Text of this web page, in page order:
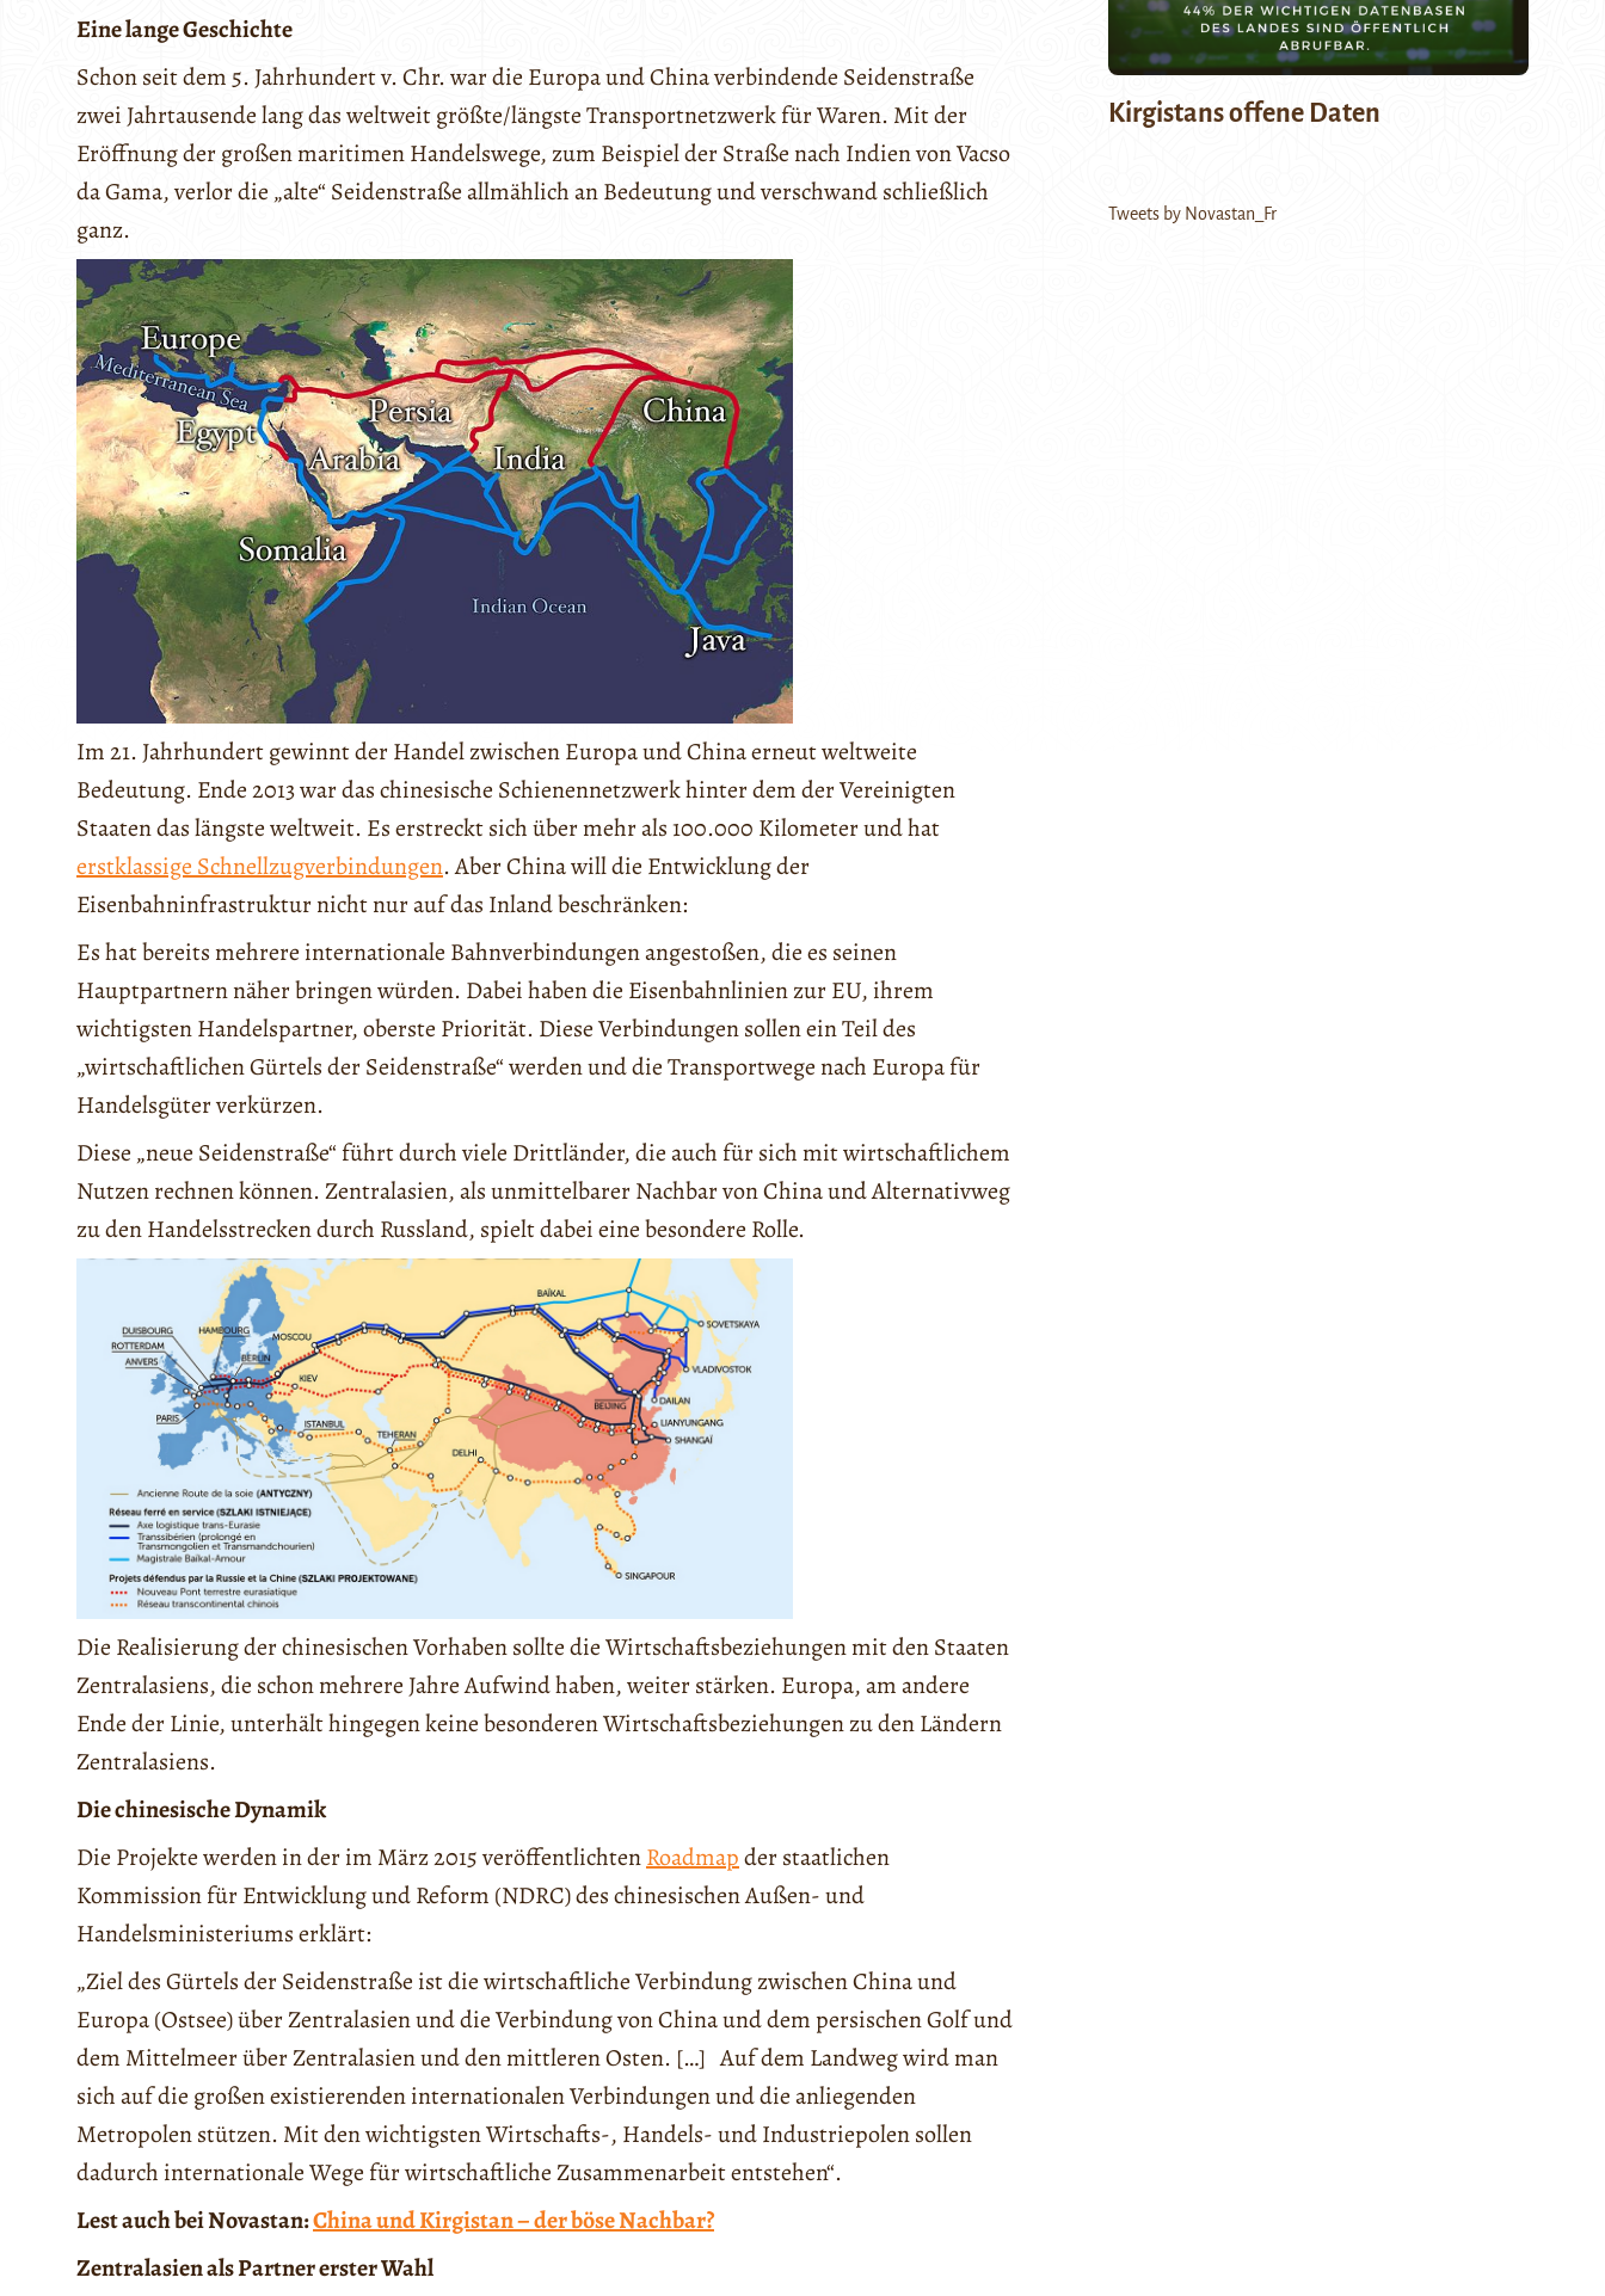
Eine lange Geschichte
Schon seit dem 5. Jahrhundert v. Chr. war die Europa und China verbindende Seidenstraße
zwei Jahrtausende lang das weltweit größte/längste Transportnetzwerk für Waren. Mit der
Eröffnung der großen maritimen Handelswege, zum Beispiel der Straße nach Indien von Vacso
da Gama, verlor die „alte“ Seidenstraße allmählich an Bedeutung und verschwand schließlich
ganz.
Im 21. Jahrhundert gewinnt der Handel zwischen Europa und China erneut weltweite
Bedeutung. Ende 2013 war das chinesische Schienennetzwerk hinter dem der Vereinigten
Staaten das längste weltweit. Es erstreckt sich über mehr als 100.000 Kilometer und hat
erstklassige Schnellzugverbindungen. Aber China will die Entwicklung der
Eisenbahninfrastruktur nicht nur auf das Inland beschränken:
Es hat bereits mehrere internationale Bahnverbindungen angestoßen, die es seinen
Hauptpartnern näher bringen würden. Dabei haben die Eisenbahnlinien zur EU, ihrem
wichtigsten Handelspartner, oberste Priorität. Diese Verbindungen sollen ein Teil des
„wirtschaftlichen Gürtels der Seidenstraße“ werden und die Transportwege nach Europa für
Handelsgüter verkürzen.
Diese „neue Seidenstraße“ führt durch viele Drittländer, die auch für sich mit wirtschaftlichem
Nutzen rechnen können. Zentralasien, als unmittelbarer Nachbar von China und Alternativweg
zu den Handelsstrecken durch Russland, spielt dabei eine besondere Rolle.
Die Realisierung der chinesischen Vorhaben sollte die Wirtschaftsbeziehungen mit den Staaten
Zentralasiens, die schon mehrere Jahre Aufwind haben, weiter stärken. Europa, am andere
Ende der Linie, unterhält hingegen keine besonderen Wirtschaftsbeziehungen zu den Ländern
Zentralasiens.
Die chinesische Dynamik
Die Projekte werden in der im März 2015 veröffentlichtenRoadmapder staatlichen
Kommission für Entwicklung und Reform (NDRC) des chinesischen Außen- und
Handelsministeriums erklärt:
„Ziel des Gürtels der Seidenstraße ist die wirtschaftliche Verbindung zwischen China und
Europa (Ostsee) über Zentralasien und die Verbindung von China und dem persischen Golf und
dem Mittelmeer über Zentralasien und den mittleren Osten. […] Auf dem Landweg wird man
sich auf die großen existierenden internationalen Verbindungen und die anliegenden
Metropolen stützen. Mit den wichtigsten Wirtschafts-, Handels- und Industriepolen sollen
dadurch internationale Wege für wirtschaftliche Zusammenarbeit entstehen“.
Lest auch bei Novastan:China und Kirgistan – der böse Nachbar?
Zentralasien als Partner erster Wahl
Kirgistans offene Daten
Tweets by Novastan_Fr